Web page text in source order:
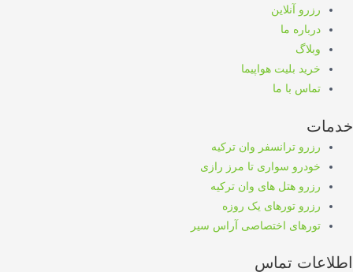
رزرو آنلاین
درباره ما
وبلاگ
خرید بلیت هواپیما
تماس با ما
خدمات
رزرو ترانسفر وان ترکیه
خودرو سواری تا مرز رازی
رزرو هتل های وان ترکیه
رزرو تورهای یک روزه
تورهای اختصاصی آراس سیر
اطلاعات تماس